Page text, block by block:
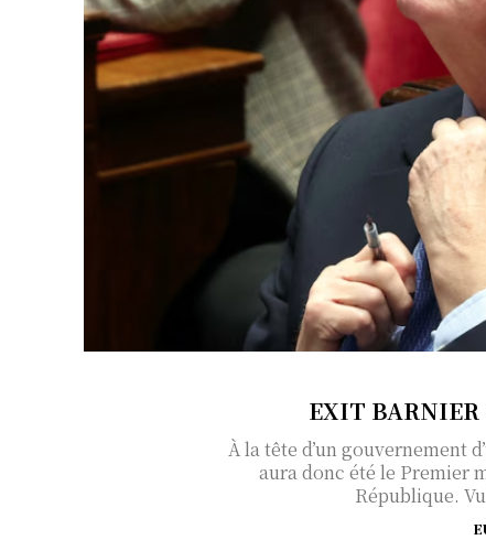
EXIT
À la tête d’un gouvernement
aura donc été le Premier
République.